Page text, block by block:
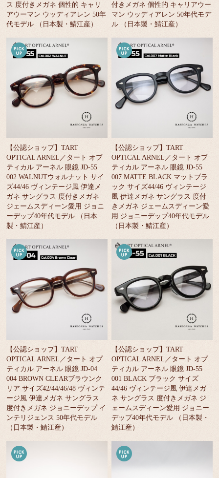
ス 度付きメガネ 個性的 キャリ
アウーマン ウッディアレン 50年
代モデル （日本製・鯖江産）
付きメガネ 個性的 キャリアウー
マン ウッディアレン 50年代モデ
ル （日本製・鯖江産）
【公認ショップ】TART
OPTICAL ARNEL／タート オプ
ティカル アーネル 眼鏡 JD-55
002 WALNUTウォルナット サイ
ズ44/46 ヴィンテージ風 伊達メ
ガネ サングラス 度付きメガネ
ジェームスディーン愛用 ジョニ
ーデップ40年代モデル （日本
製・鯖江産）
【公認ショップ】TART
OPTICAL ARNEL／タート オプ
ティカル アーネル 眼鏡 JD-55
007 MATTE BLACK マットブラ
ック サイズ44/46 ヴィンテージ
風 伊達メガネ サングラス 度付
きメガネ ジェームスディーン愛
用 ジョニーデップ40年代モデル
（日本製・鯖江産）
【公認ショップ】TART
OPTICAL ARNEL／タート オプ
ティカル アーネル 眼鏡 JD-04
004 BROWN CLEARブラウンク
リア サイズ42/44/46/48 ヴィンテ
ージ風 伊達メガネ サングラス
度付きメガネ ジョニーデップ イ
ンテリジェンス 50年代モデル
（日本製・鯖江産）
【公認ショップ】TART
OPTICAL ARNEL／タート オプ
ティカル アーネル 眼鏡 JD-55
001 BLACK ブラック サイズ
44/46 ヴィンテージ風 伊達メガ
ネ サングラス 度付きメガネ ジ
ェームスディーン愛用 ジョニー
デップ40年代モデル （日本製・
鯖江産）